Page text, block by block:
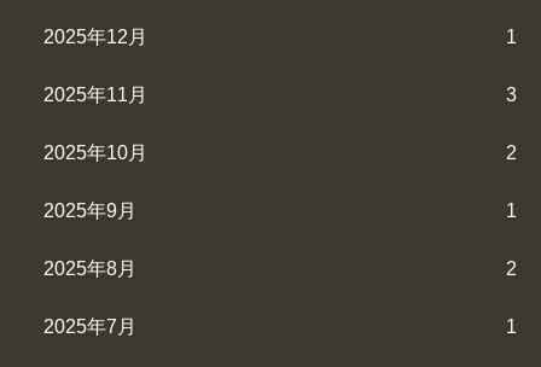
2025年12月 1
2025年11月 3
2025年10月 2
2025年9月 1
2025年8月 2
2025年7月 1